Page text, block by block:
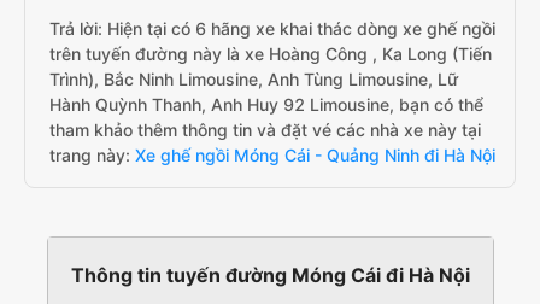
Trả lời: Hiện tại có 6 hãng xe khai thác dòng xe ghế ngồi
trên tuyến đường này là xe Hoàng Công , Ka Long (Tiến
Trình), Bắc Ninh Limousine, Anh Tùng Limousine, Lữ
Hành Quỳnh Thanh, Anh Huy 92 Limousine, bạn có thể
tham khảo thêm thông tin và đặt vé các nhà xe này tại
trang này: Xe ghế ngồi Móng Cái - Quảng Ninh đi Hà Nội
Thông tin tuyến đường Móng Cái đi Hà Nội